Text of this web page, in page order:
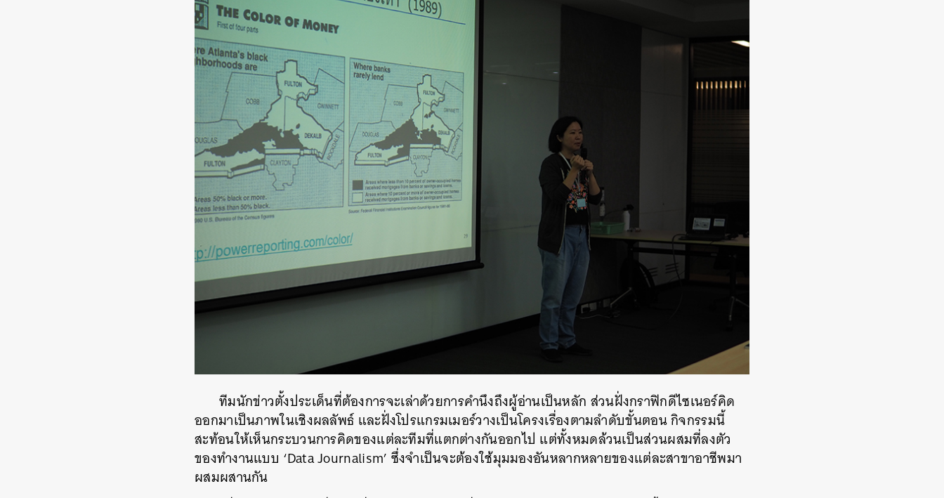
ทีมนักข่าวตั้งประเด็นที่ต้องการจะเล่าด้วยการคำนึงถึงผู้อ่านเป็นหลัก ส่วนฝั่งกราฟิกดีไซเนอร์คิด
ออกมาเป็นภาพในเชิงผลลัพธ์ และฝั่งโปรแกรมเมอร์วางเป็นโครงเรื่องตามลำดับขั้นตอน กิจกรรมนี้
สะท้อนให้เห็นกระบวนการคิดของแต่ละทีมที่แตกต่างกันออกไป แต่ทั้งหมดล้วนเป็นส่วนผสมที่ลงตัว
ของทำงานแบบ ‘Data Journalism’ ซึ่งจำเป็นจะต้องใช้มุมมองอันหลากหลายของแต่ละสาขาอาชีพมา
ผสมผสานกัน
EMAIL